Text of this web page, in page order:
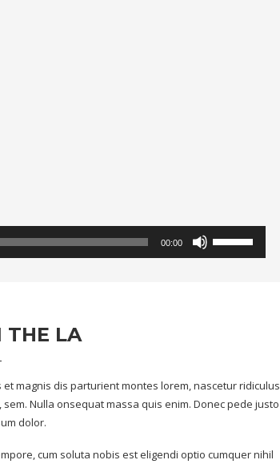
00:00
tuşları
THE LA
magnis dis parturient montes lorem, nascetur ridiculus
Nulla onsequat massa quis enim. Donec pede justo
dolor.
cum soluta nobis est eligendi optio cumquer nihil